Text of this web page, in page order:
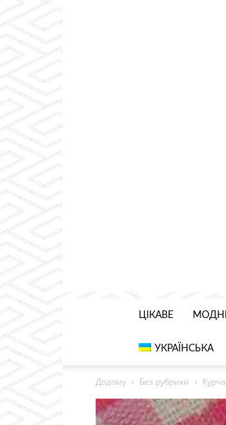
ЦІКАВЕ
УКРАЇНСЬКА
Додому Без рубрики